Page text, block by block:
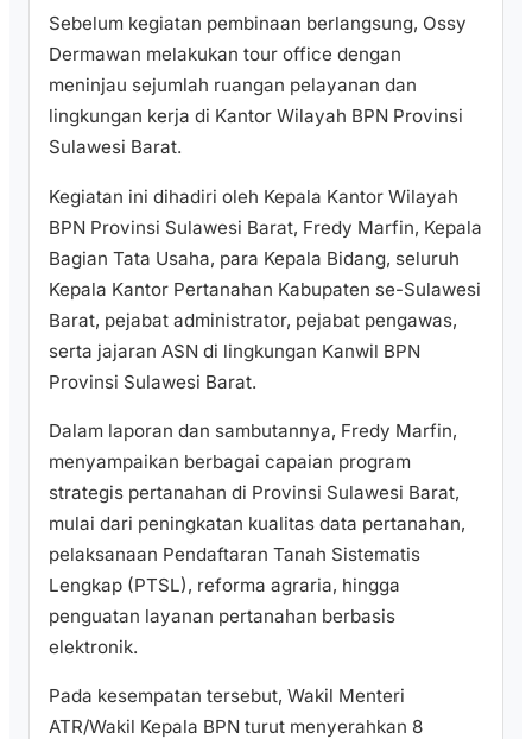
Sebelum kegiatan pembinaan berlangsung, Ossy
Dermawan melakukan tour office dengan
meninjau sejumlah ruangan pelayanan dan
lingkungan kerja di Kantor Wilayah BPN Provinsi
Sulawesi Barat.
Kegiatan ini dihadiri oleh Kepala Kantor Wilayah
BPN Provinsi Sulawesi Barat, Fredy Marfin, Kepala
Bagian Tata Usaha, para Kepala Bidang, seluruh
Kepala Kantor Pertanahan Kabupaten se-Sulawesi
Barat, pejabat administrator, pejabat pengawas,
serta jajaran ASN di lingkungan Kanwil BPN
Provinsi Sulawesi Barat.
Dalam laporan dan sambutannya, Fredy Marfin,
menyampaikan berbagai capaian program
strategis pertanahan di Provinsi Sulawesi Barat,
mulai dari peningkatan kualitas data pertanahan,
pelaksanaan Pendaftaran Tanah Sistematis
Lengkap (PTSL), reforma agraria, hingga
penguatan layanan pertanahan berbasis
elektronik.
Pada kesempatan tersebut, Wakil Menteri
ATR/Wakil Kepala BPN turut menyerahkan 8